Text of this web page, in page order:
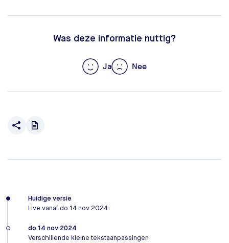
Was deze informatie nuttig?
Ja Nee
Huidige versie
Live vanaf do 14 nov 2024
do 14 nov 2024
Verschillende kleine tekstaanpassingen